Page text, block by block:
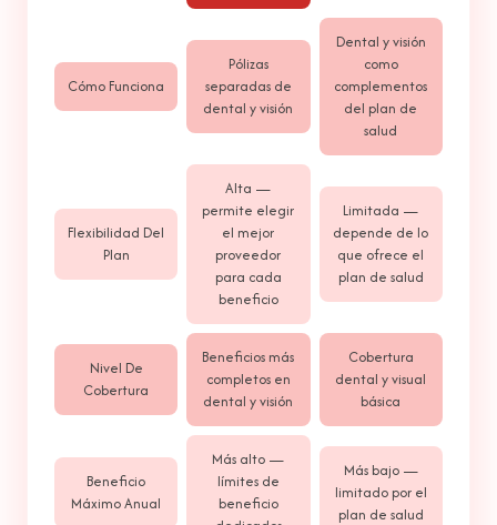
Cómo Funciona
Pólizas
separadas de
dental y visión
Dental y visión
como
complementos
del plan de
salud
Flexibilidad Del
Plan
Alta —
permite elegir
el mejor
proveedor
para cada
beneficio
Limitada —
depende de lo
que ofrece el
plan de salud
Nivel De
Cobertura
Beneficios más
completos en
dental y visión
Cobertura
dental y visual
básica
Beneficio
Máximo Anual
Más alto —
límites de
beneficio
Más bajo —
limitado por el
plan de salud